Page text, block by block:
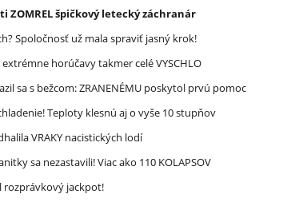
ZOMREL špičkový letecký záchranár
Spoločnosť už mala spraviť jasný krok!
extrémne horúčavy takmer celé VYSCHLO
sa s bežcom: ZRANENÉMU poskytol prvú pomoc
Teploty klesnú aj o vyše 10 stupňov
VRAKY nacistických lodí
sa nezastavili! Viac ako 110 KOLAPSOV
rozprávkový jackpot!